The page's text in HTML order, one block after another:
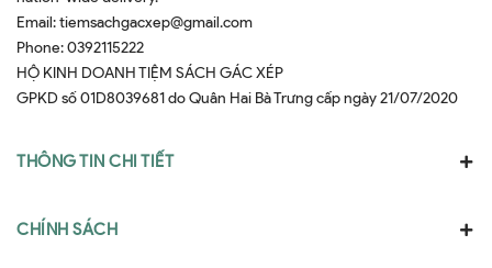
Email:tiemsachgacxep@gmail.com
Phone:0392115222
HỘ KINH DOANH TIỆM SÁCH GÁC XÉP
GPKD số 01D8039681 do Quân Hai Bà Trưng cấp ngày 21/07/2020
THÔNG TIN CHI TIẾT
CHÍNH SÁCH